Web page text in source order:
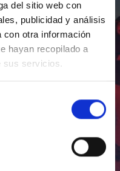
del sitio web con
publicidad y análisis
con otra información
hayan recopilado a
sus servicios.